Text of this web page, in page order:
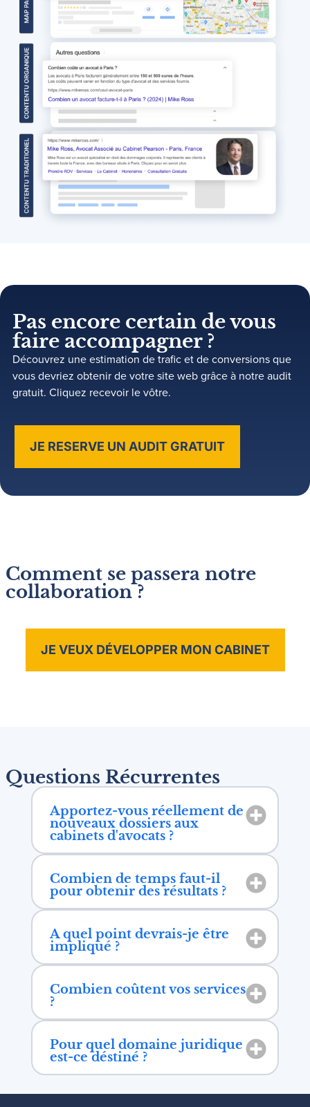
Pas encore certain de vous
faire accompagner ?
Découvrez une estimation de trafic et de conversions que
vous devriez obtenir de votre site web grâce à notre audit
gratuit. Cliquez recevoir le vôtre.
JE RESERVE UN AUDIT GRATUIT
Comment se passera notre
collaboration ?
JE VEUX DÉVELOPPER MON CABINET
Questions Récurrentes
Apportez-vous réellement de
nouveaux dossiers aux
cabinets d'avocats ?
Combien de temps faut-il
pour obtenir des résultats ?
A quel point devrais-je être
impliqué ?
Combien coûtent vos services
?
Pour quel domaine juridique
est-ce déstiné ?